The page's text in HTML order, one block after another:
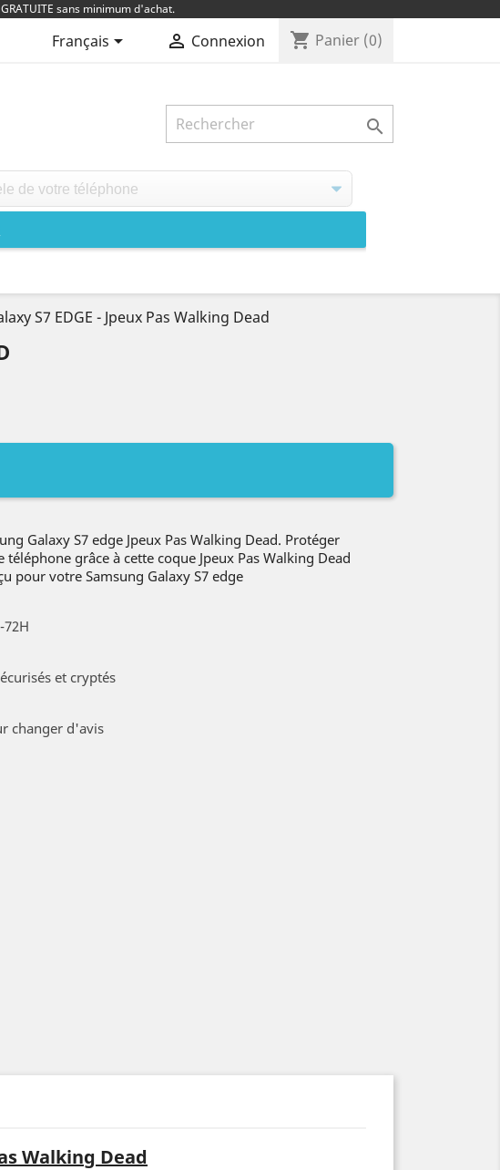
sans minimum d'achat.
Français  Connexion shopping_cart Panier (0)

S7 EDGE - Jpeux Pas Walking Dead
Galaxy S7 edge Jpeux Pas Walking Dead. Protéger
grâce à cette coque Jpeux Pas Walking Dead
pour votre Samsung Galaxy S7 edge
et cryptés
changer d'avis
Walking Dead